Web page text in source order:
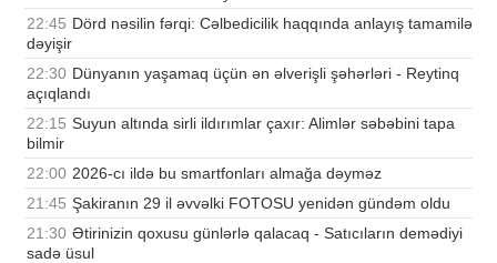
22:45 Dörd nəsilin fərqi: Cəlbedicilik haqqında anlayış tamamilə
dəyişir
22:30 Dünyanın yaşamaq üçün ən əlverişli şəhərləri - Reytinq
açıqlandı
22:15 Suyun altında sirli ildırımlar çaxır: Alimlər səbəbini tapa
bilmir
22:00 2026-cı ildə bu smartfonları almağa dəyməz
21:45 Şakiranın 29 il əvvəlki FOTOSU yenidən gündəm oldu
21:30 Ətirinizin qoxusu günlərlə qalacaq - Satıcıların demədiyi
sadə üsul